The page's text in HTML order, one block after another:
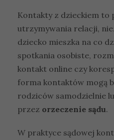
Kontakty z dzieckiem to
utrzymywania relacji,
dziecko mieszka na co
spotkania osobiste,
kontakt online czy
forma kontaktów mogą
rodziców samodzielnie
przez orzeczenie sądu.
W praktyce sądowej